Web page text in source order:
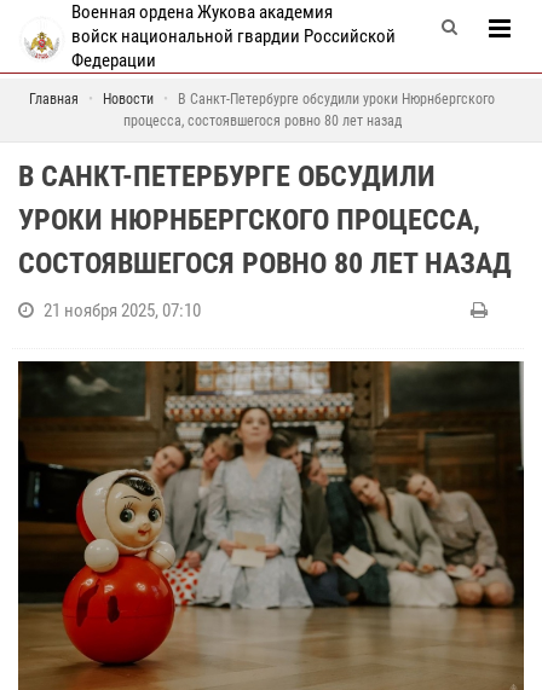
Военная ордена Жукова академия
войск национальной гвардии Российской
Федерации
Главная Новости
В Санкт-Петербурге обсудили уроки Нюрнбергского
процесса, состоявшегося ровно 80 лет назад
В САНКТ-ПЕТЕРБУРГЕ ОБСУДИЛИ
УРОКИ НЮРНБЕРГСКОГО ПРОЦЕССА,
СОСТОЯВШЕГОСЯ РОВНО 80 ЛЕТ НАЗАД
21 ноября 2025, 07:10